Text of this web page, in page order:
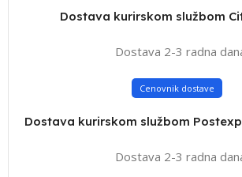
Dostava kurirskom službom
Dostava 2-3 radna
Cenovnik dostave
Dostava kurirskom službom
Dostava 2-3 radna